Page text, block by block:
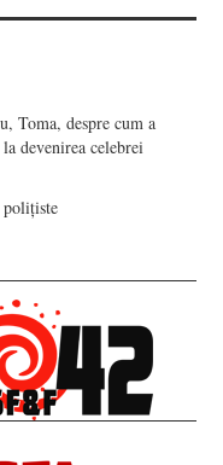
Toma, despre cum a
devenirea celebrei
polițiste